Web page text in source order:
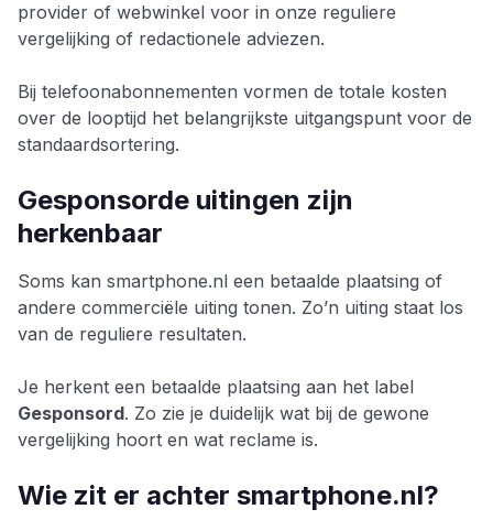
provider of webwinkel voor in onze reguliere
vergelijking of redactionele adviezen.
Bij telefoonabonnementen vormen de totale kosten
over de looptijd het belangrijkste uitgangspunt voor de
standaardsortering.
Gesponsorde uitingen zijn
herkenbaar
Soms kan smartphone.nl een betaalde plaatsing of
andere commerciële uiting tonen. Zo’n uiting staat los
van de reguliere resultaten.
Je herkent een betaalde plaatsing aan het label
Gesponsord. Zo zie je duidelijk wat bij de gewone
vergelijking hoort en wat reclame is.
Wie zit er achter smartphone.nl?